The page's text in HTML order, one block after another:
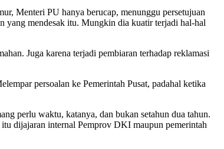
Menteri PU hanya berucap, menunggu persetujuan
yang mendesak itu. Mungkin dia kuatir terjadi hal-hal
Juga karena terjadi pembiaran terhadap reklamasi
persoalan ke Pemerintah Pusat, padahal ketika
perlu waktu, katanya, dan bukan setahun dua tahun.
dijajaran internal Pemprov DKI maupun pemerintah